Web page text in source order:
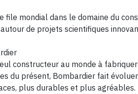
file mondial dans le domaine du
de projets scientifiques
constructeur au monde à
du présent, Bombardier fait
plus durables et plus